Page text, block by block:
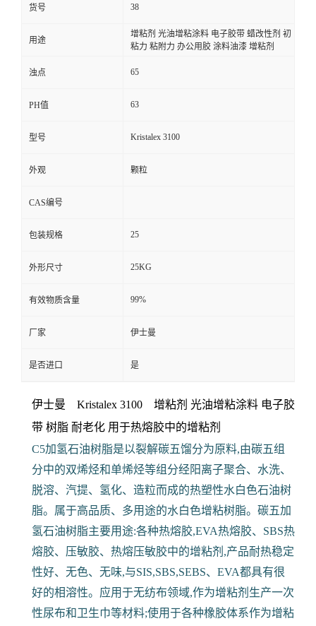
货号 38
用途
增粘剂 光油增粘涂料 电子胶带 蜡改性剂 初
粘力 粘附力 办公用胶 涂料油漆 增粘剂
浊点 65
PH值 63
型号 Kristalex 3100
外观 颗粒
CAS编号
包装规格 25
外形尺寸 25KG
有效物质含量 99%
厂家 伊士曼
是否进口 是
伊士曼 Kristalex 3100 增粘剂 光油增粘涂料 电子胶
带 树脂 耐老化 用于热熔胶中的增粘剂
C5加氢石油树脂是以裂解碳五馏分为原料,由碳五组
分中的双烯烃和单烯烃等组分经阳离子聚合、水洗、
脱溶、汽提、氢化、造粒而成的热塑性水白色石油树
脂。属于高品质、多用途的水白色增粘树脂。碳五加
氢石油树脂主要用途:各种热熔胶,EVA热熔胶、SBS热
熔胶、压敏胶、热熔压敏胶中的增粘剂,产品耐热稳定
性好、无色、无味,与SIS,SBS,SEBS、EVA都具有很
好的相溶性。应用于无纺布领域,作为增粘剂生产一次
性尿布和卫生巾等材料;使用于各种橡胶体系作为增粘